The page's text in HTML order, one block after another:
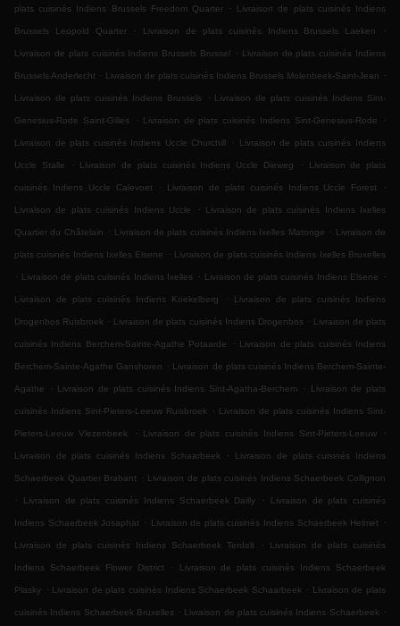
plats cuisinés Indiens Brussels Freedom Quarter . Livraison de plats cuisinés Indiens
Brussels Leopold Quarter . Livraison de plats cuisinés Indiens Brussels Laeken .
Livraison de plats cuisinés Indiens Brussels Brussel . Livraison de plats cuisinés Indiens
Brussels Anderlecht . Livraison de plats cuisinés Indiens Brussels Molenbeek-Saint-Jean .
Livraison de plats cuisinés Indiens Brussels . Livraison de plats cuisinés Indiens Sint-
Genesius-Rode Saint-Gilles . Livraison de plats cuisinés Indiens Sint-Genesius-Rode .
Livraison de plats cuisinés Indiens Uccle Churchill . Livraison de plats cuisinés Indiens
Uccle Stalle . Livraison de plats cuisinés Indiens Uccle Dieweg . Livraison de plats
cuisinés Indiens Uccle Calevoet . Livraison de plats cuisinés Indiens Uccle Forest .
Livraison de plats cuisinés Indiens Uccle . Livraison de plats cuisinés Indiens Ixelles
Quartier du Châtelain . Livraison de plats cuisinés Indiens Ixelles Matonge . Livraison de
plats cuisinés Indiens Ixelles Elsene . Livraison de plats cuisinés Indiens Ixelles Bruxelles
. Livraison de plats cuisinés Indiens Ixelles . Livraison de plats cuisinés Indiens Elsene .
Livraison de plats cuisinés Indiens Koekelberg . Livraison de plats cuisinés Indiens
Drogenbos Ruisbroek . Livraison de plats cuisinés Indiens Drogenbos . Livraison de plats
cuisinés Indiens Berchem-Sainte-Agathe Potaarde . Livraison de plats cuisinés Indiens
Berchem-Sainte-Agathe Ganshoren . Livraison de plats cuisinés Indiens Berchem-Sainte-
Agathe . Livraison de plats cuisinés Indiens Sint-Agatha-Berchem . Livraison de plats
cuisinés Indiens Sint-Pieters-Leeuw Ruisbroek . Livraison de plats cuisinés Indiens Sint-
Pieters-Leeuw Vlezenbeek . Livraison de plats cuisinés Indiens Sint-Pieters-Leeuw .
Livraison de plats cuisinés Indiens Schaarbeek . Livraison de plats cuisinés Indiens
Schaerbeek Quartier Brabant . Livraison de plats cuisinés Indiens Schaerbeek Collignon
.
Livraison de plats cuisinés Indiens Schaerbeek Dailly . Livraison de plats cuisinés
Indiens Schaerbeek Josaphat . Livraison de plats cuisinés Indiens Schaerbeek Helmet .
Livraison de plats cuisinés Indiens Schaerbeek Terdelt . Livraison de plats cuisinés
Indiens Schaerbeek Flower District . Livraison de plats cuisinés Indiens Schaerbeek
Plasky . Livraison de plats cuisinés Indiens Schaerbeek Schaarbeek . Livraison de plats
cuisinés Indiens Schaerbeek Bruxelles . Livraison de plats cuisinés Indiens Schaerbeek .